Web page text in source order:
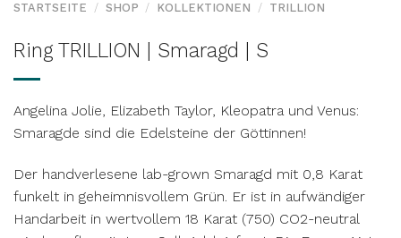
STARTSEITE / SHOP / KOLLEKTIONEN / TRILLION
Ring TRILLION | Smaragd | S
Angelina Jolie, Elizabeth Taylor, Kleopatra und Venus:
Smaragde sind die Edelsteine der Göttinnen!
Der handverlesene lab-grown Smaragd mit 0,8 Karat
funkelt in geheimnisvollem Grün. Er ist in aufwändiger
Handarbeit in wertvollem 18 Karat (750) CO2-neutral